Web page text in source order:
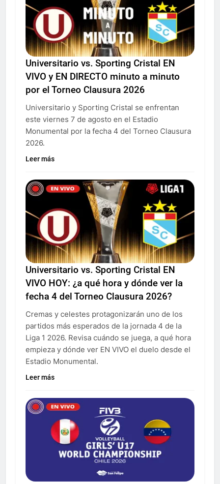
Universitario vs. Sporting Cristal EN
VIVO y EN DIRECTO minuto a minuto
por el Torneo Clausura 2026
Universitario y Sporting Cristal se enfrentan
este viernes 7 de agosto en el Estadio
Monumental por la fecha 4 del Torneo Clausura
2026.
Leer más
Universitario vs. Sporting Cristal EN
VIVO HOY: ¿a qué hora y dónde ver la
fecha 4 del Torneo Clausura 2026?
Cremas y celestes protagonizarán uno de los
partidos más esperados de la jornada 4 de la
Liga 1 2026. Revisa cuándo se juega, a qué hora
empieza y dónde ver EN VIVO el duelo desde el
Estadio Monumental.
Leer más